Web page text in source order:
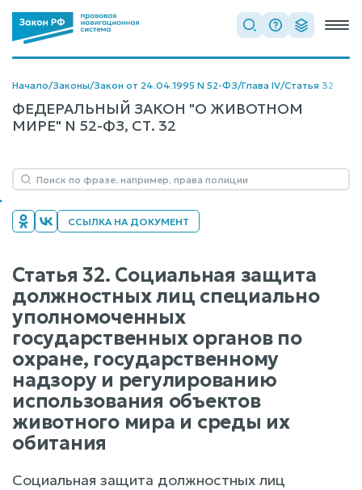
Начало/Законы/Закон от 24.04.1995 N 52-ФЗ/Глава IV/Статья 32
ФЕДЕРАЛЬНЫЙ ЗАКОН "О ЖИВОТНОМ
МИРЕ" N 52-ФЗ, СТ. 32
ССЫЛКА НА ДОКУМЕНТ
Статья 32. Социальная защита
должностных лиц специально
уполномоченных
государственных органов по
охране, государственному
надзору и регулированию
использования объектов
животного мира и среды их
обитания
Социальная защита должностных лиц